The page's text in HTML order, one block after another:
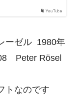
YouTube
ーゼル 1980年
Peter Rösel
トなのです